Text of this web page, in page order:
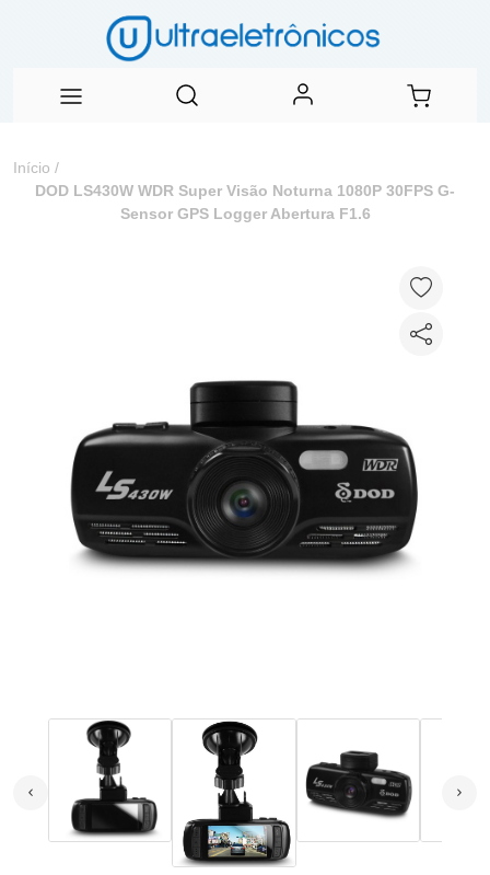
Início /
DOD LS430W WDR Super Visão Noturna 1080P 30FPS G-
Sensor GPS Logger Abertura F1.6